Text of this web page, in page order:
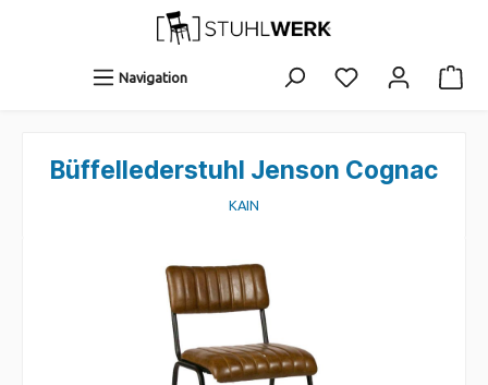
Navigation
Büffellederstuhl Jenson Cognac
KAIN